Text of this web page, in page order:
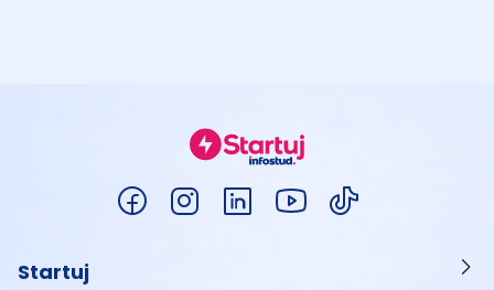
Startuj